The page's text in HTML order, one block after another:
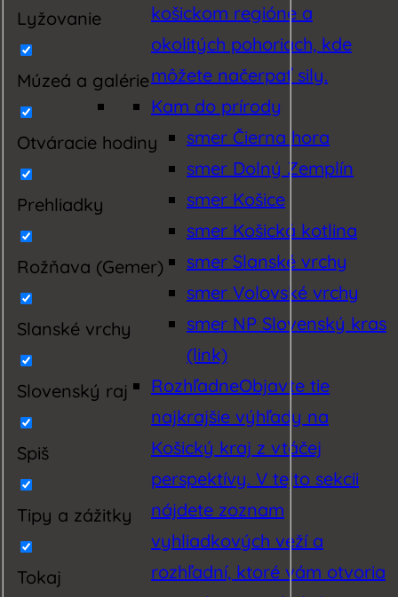
Lyžovanie
Múzeá a galérie
Otváracie hodiny
Prehliadky
Rožňava (Gemer)
Slanské vrchy
Slovenský raj
Spiš
Tipy a zážitky
Tokaj
košickom regióne a
okolitých pohoriach, kde
môžete načerpať sily.
Kam do prírody
smer Čierna hora
smer Dolný Zemplín
smer Košice
smer Košická kotlina
smer Slanské vrchy
smer Volovské vrchy
smer NP Slovenský kras
(link)
RozhľadneObjavte tie
najkrajšie výhľady na
Košický kraj z vtáčej
perspektívy. V tejto sekcii
nájdete zoznam
vyhliadkových veží a
rozhľadní, ktoré vám otvoria